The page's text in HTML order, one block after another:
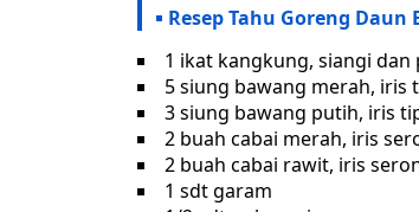
Resep Tahu Goreng
1 ikat kangkung, siangi
5 siung bawang merah, iris
3 siung bawang putih, iris
2 buah cabai merah, iris
2 buah cabai rawit, iris
1 sdt garam